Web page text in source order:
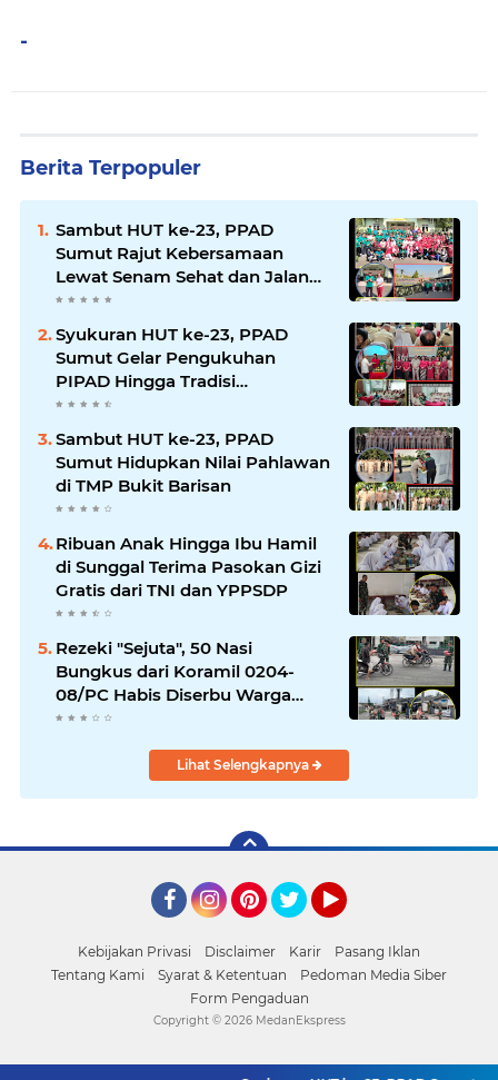
-
Berita Terpopuler
Sambut HUT ke-23, PPAD
Sumut Rajut Kebersamaan
Lewat Senam Sehat dan Jalan
Santai di Mako Bekangdam I/BB
Syukuran HUT ke-23, PPAD
Sumut Gelar Pengukuhan
PIPAD Hingga Tradisi
Kekeluargaan
Sambut HUT ke-23, PPAD
Sumut Hidupkan Nilai Pahlawan
di TMP Bukit Barisan
Ribuan Anak Hingga Ibu Hamil
di Sunggal Terima Pasokan Gizi
Gratis dari TNI dan YPPSDP
Rezeki "Sejuta", 50 Nasi
Bungkus dari Koramil 0204-
08/PC Habis Diserbu Warga
Pantai Cermin
Lihat Selengkapnya
Kebijakan Privasi Disclaimer Karir
Pasang Iklan
Tentang Kami
Syarat & Ketentuan
Pedoman Media Siber
Form Pengaduan
Copyright © 2026 MedanEkspress